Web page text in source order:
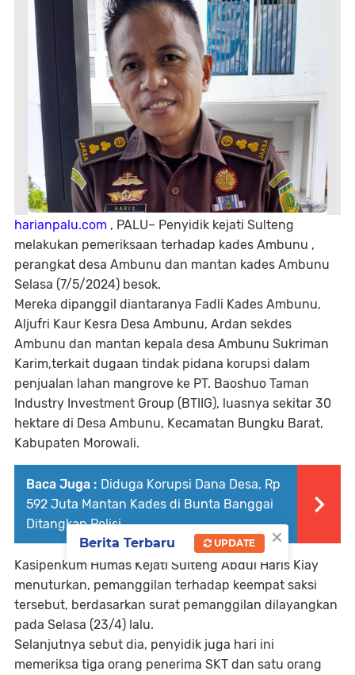
harianpalu.com , PALU– Penyidik kejati Sulteng
melakukan pemeriksaan terhadap kades Ambunu ,
perangkat desa Ambunu dan mantan kades Ambunu
Selasa (7/5/2024) besok.
Mereka dipanggil diantaranya Fadli Kades Ambunu,
Aljufri Kaur Kesra Desa Ambunu, Ardan sekdes
Ambunu dan mantan kepala desa Ambunu Sukriman
Karim,terkait dugaan tindak pidana korupsi dalam
penjualan lahan mangrove ke PT. Baoshuo Taman
Industry Investment Group (BTIIG), luasnya sekitar 30
hektare di Desa Ambunu, Kecamatan Bungku Barat,
Kabupaten Morowali.
Baca Juga : Diduga Korupsi Dana Desa, Rp
592 Juta Mantan Kades di Bunta Banggai
Ditangkap Polisi
Kasipenkum Humas Kejati Sulteng Abdul Haris Kiay
menuturkan, pemanggilan terhadap keempat saksi
tersebut, berdasarkan surat pemanggilan dilayangkan
pada Selasa (23/4) lalu.
Selanjutnya sebut dia, penyidik juga hari ini
memeriksa tiga orang penerima SKT dan satu orang
×
Berita Terbaru UPDATE